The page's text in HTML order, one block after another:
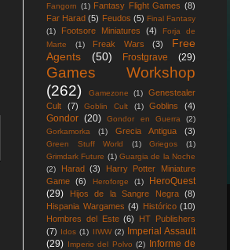
Fangorn (1) Fantasy Flight Games (8)
Far Harad (5) Feudos (5) Final Fantasy
(1)
Footsore Miniatures (4)
Forja de
Marte
(1) Freak Wars (3)
Free
Agents
(50) Frostgrave (29)
Games Workshop
(262)
Gamezone (1)
Genestealer
Cult
(7) Goblin Cult (1) Goblins (4)
Gondor (20) Gondor en Guerra
(2)
Gorkamorka
(1) Grecia Antigua (3)
Green Stuff World (1) Griegos
(1)
Grimdark Future (1) Guargia de la Noche
(2)
Harad (3)
Harry Potter Miniature
Game
(6) Heroforge (1)
HeroQuest
(29)
Hijos de la Sangre Negra
(8)
Hispania Wargames (4) Histórico (10)
Hombres del Este (6)
HT Publishers
(7) Idos (1) IIWW (2)
Imperial Assault
(29) Imperio del Polvo (2)
Informe de